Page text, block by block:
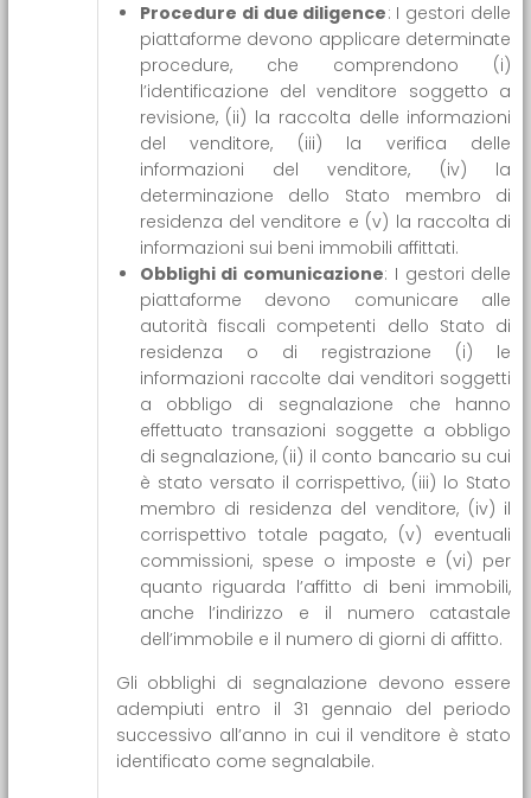
Procedure di due diligence: I gestori delle
piattaforme devono applicare determinate
procedure, che comprendono (i)
l’identificazione del venditore soggetto a
revisione, (ii) la raccolta delle informazioni
del venditore, (iii) la verifica delle
informazioni del venditore, (iv) la
determinazione dello Stato membro di
residenza del venditore e (v) la raccolta di
informazioni sui beni immobili affittati.
Obblighi di comunicazione: I gestori delle
piattaforme devono comunicare alle
autorità fiscali competenti dello Stato di
residenza o di registrazione (i) le
informazioni raccolte dai venditori soggetti
a obbligo di segnalazione che hanno
effettuato transazioni soggette a obbligo
di segnalazione, (ii) il conto bancario su cui
è stato versato il corrispettivo, (iii) lo Stato
membro di residenza del venditore, (iv) il
corrispettivo totale pagato, (v) eventuali
commissioni, spese o imposte e (vi) per
quanto riguarda l’affitto di beni immobili,
anche l’indirizzo e il numero catastale
dell’immobile e il numero di giorni di affitto.
Gli obblighi di segnalazione devono essere
adempiuti entro il 31 gennaio del periodo
successivo all’anno in cui il venditore è stato
identificato come segnalabile.